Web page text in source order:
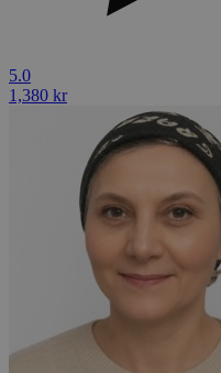
5.0
1,380 kr